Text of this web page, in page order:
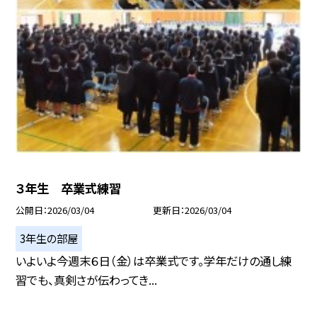
３年生 卒業式練習
公開日 2026/03/04 更新日 2026/03/04
3年生の部屋
いよいよ今週末６日（金）は卒業式です。学年だけの通し練
習でも、真剣さが伝わってき...